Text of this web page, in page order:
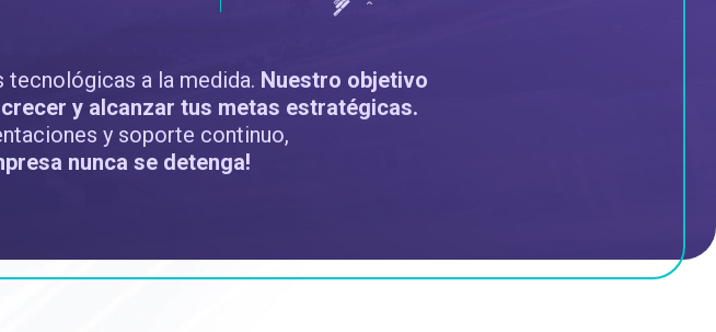
tecnológicas a la medida. Nuestro objetivo
y alcanzar tus metas estratégicas.
y soporte continuo,
nunca se detenga!